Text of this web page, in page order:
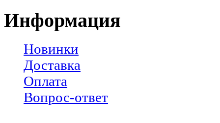
Информация
Новинки
Доставка
Оплата
Вопрос-ответ